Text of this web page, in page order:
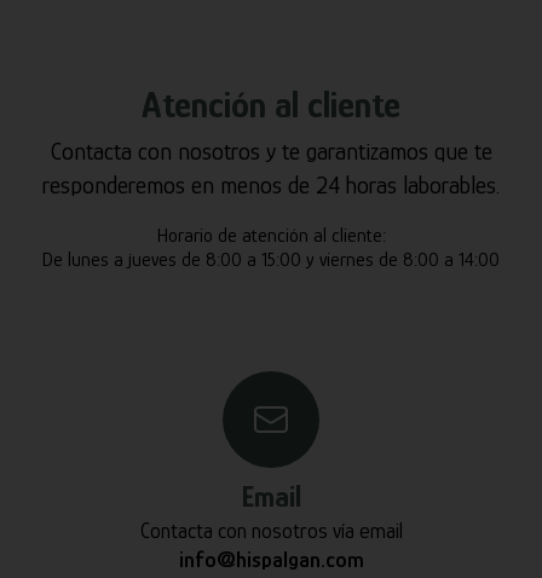
Atención al cliente
Contacta con nosotros y te garantizamos que te
responderemos en menos de 24 horas laborables.
Horario de atención al cliente:
De lunes a jueves de 8:00 a 15:00 y viernes de 8:00 a 14:00
Email
Contacta con nosotros vía email
info@hispalgan.com